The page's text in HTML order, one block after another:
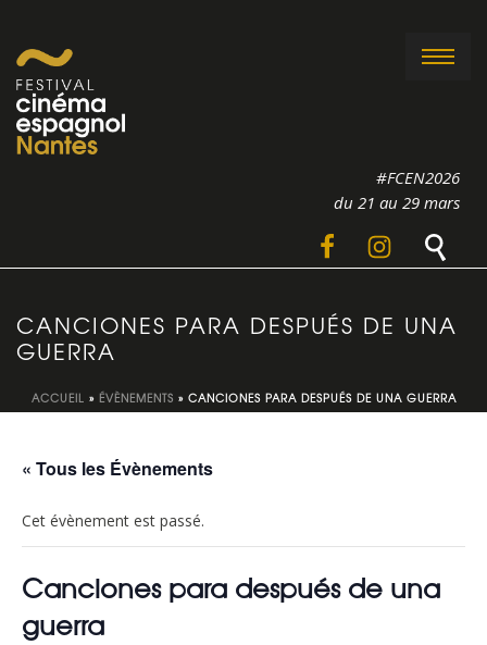
#FCEN2026
du 21 au 29 mars
CANCIONES PARA DESPUÉS DE UNA
GUERRA
ACCUEIL » ÉVÈNEMENTS » CANCIONES PARA DESPUÉS DE UNA GUERRA
« Tous les Évènements
Cet évènement est passé.
Canciones para después de una
guerra